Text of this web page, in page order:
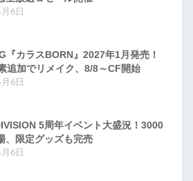
6日
『カラスBORN』2027年1月発売！
追加でリメイク、8/8～CF開始
6日
5周年イベント大盛況！3000
、限定グッズも完売
6日